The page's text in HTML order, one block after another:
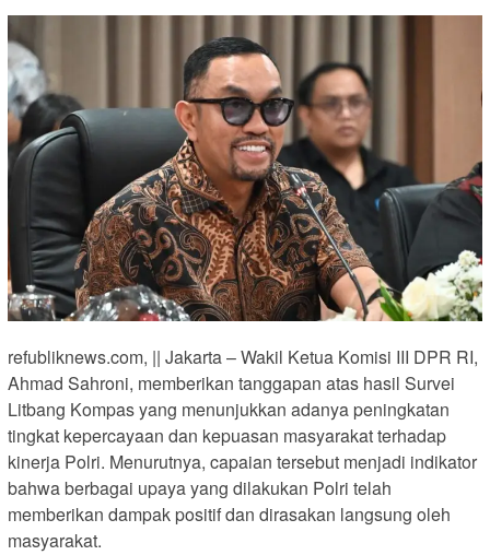
refubliknews.com, || Jakarta – Wakil Ketua Komisi III DPR RI,
Ahmad Sahroni, memberikan tanggapan atas hasil Survei
Litbang Kompas yang menunjukkan adanya peningkatan
tingkat kepercayaan dan kepuasan masyarakat terhadap
kinerja Polri. Menurutnya, capaian tersebut menjadi indikator
bahwa berbagai upaya yang dilakukan Polri telah
memberikan dampak positif dan dirasakan langsung oleh
masyarakat.